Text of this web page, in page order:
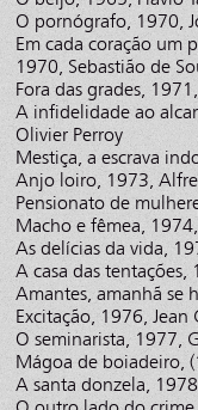
O pornógrafo, 1970,
Em cada coração um
1970, Sebastião de
Fora das grades,
A infidelidade ao
Olivier Perroy
Mestiça, a escrava
Anjo loiro, 1973,
Pensionato de
Macho e fêmea,
As delícias da vida,
A casa das tentações,
Amantes, amanhã se
Excitação, 1976, Jean
O seminarista, 1977,
Mágoa de boiadeiro,
A santa donzela,